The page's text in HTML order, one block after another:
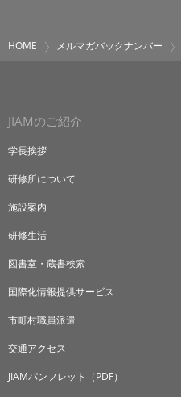
HOME メルマガバックナンバー
JIAMのご紹介
学長挨拶
研修所について
施設案内
研修生活
図書室・蔵書検索
国際化情報提供サービス
市町村職員派遣
交通アクセス
JIAMパンフレット（PDF）